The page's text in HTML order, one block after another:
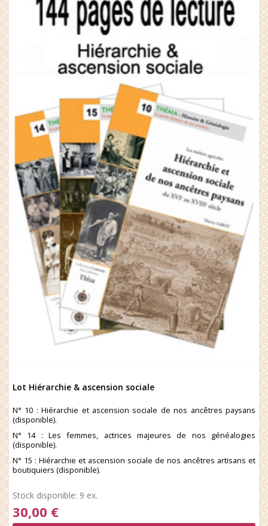
Lot Hiérarchie & ascension sociale
N° 10 : Hiérarchie et ascension sociale de nos ancêtres paysans
(disponible).
N° 14 : Les femmes, actrices majeures de nos généalogies
(disponible).
N° 15 : Hiérarchie et ascension sociale de nos ancêtres artisans et
boutiquiers (disponible).
Stock disponible: 9 ex.
30,00 €